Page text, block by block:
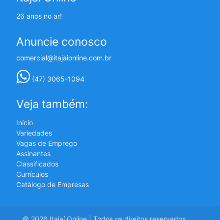
26 anos no ar!
Anuncie conosco
comercial@itajaionline.com.br
(47) 3065-1094
Veja também:
Início
Variedades
Vagas de Emprego
Assinantes
Classificados
Currículos
Catálogo de Empresas